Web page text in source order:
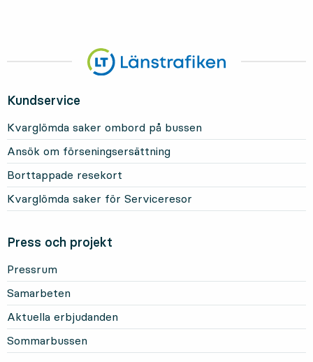
Kundservice
Kvarglömda saker ombord på bussen
Ansök om förseningsersättning
Borttappade resekort
Kvarglömda saker för Serviceresor
Press och projekt
Pressrum
Samarbeten
Aktuella erbjudanden
Sommarbussen